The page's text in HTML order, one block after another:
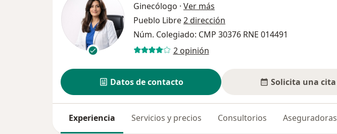
Ginecólogo · Ver más
Pueblo Libre2 dirección
Núm. Colegiado: CMP 30376 RNE 014491
2 opinión
Datos de contacto Solicita una cita
Experiencia Servicios y precios Consultorios Aseguradoras